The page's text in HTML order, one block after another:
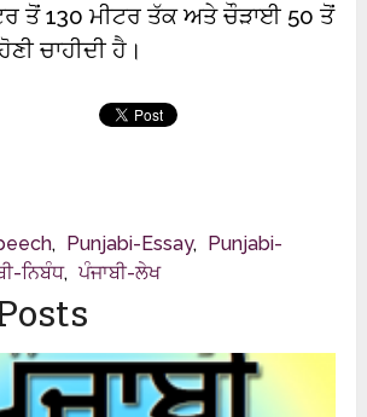
ਤੋਂ 130 ਮੀਟਰ ਤੱਕ ਅਤੇ ਚੌੜਾਈ 50 ਤੋਂ
ਚਾਹੀਦੀ ਹੈ।
, Punjabi-Essay, Punjabi-
ਨਿਬੰਧ, ਪੰਜਾਬੀ-ਲੇਖ